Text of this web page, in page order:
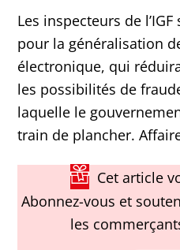
Les inspecteurs de
pour la généralisation
électronique, qui
les possibilités de
laquelle le
train de plancher.
Cet article
Abonnez-vous et
les